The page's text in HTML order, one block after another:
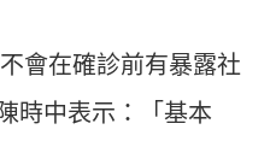
會在確診前有暴露社
時中表示：「基本